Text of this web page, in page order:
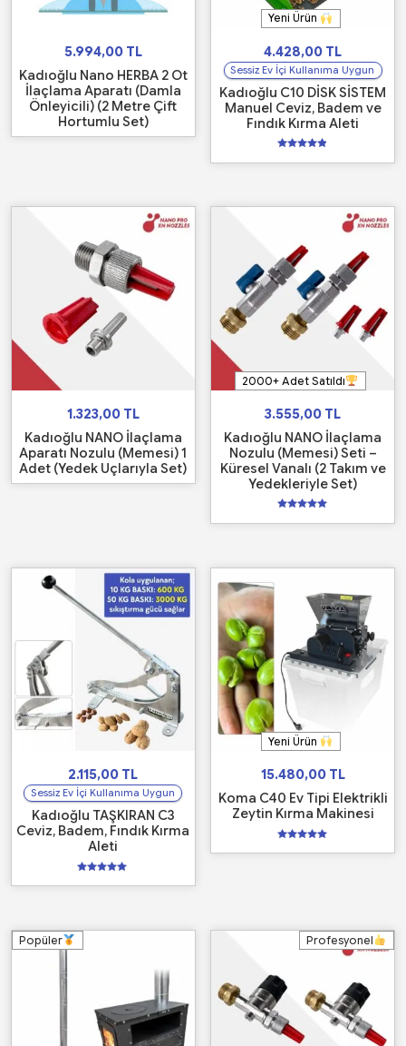
5.994,00 TL
Kadıoğlu Nano HERBA 2 Ot
İlaçlama Aparatı (Damla
Önleyicili) (2 Metre Çift
Hortumlu Set)
Yeni Ürün
4.428,00 TL
Sessiz Ev İçi Kullanıma Uygun
Kadıoğlu C10 DİSK SİSTEM
Manuel Ceviz, Badem ve
Fındık Kırma Aleti
üzerinden
1.323,00 TL
Kadıoğlu NANO İlaçlama
Aparatı Nozulu (Memesi) 1
Adet (Yedek Uçlarıyla Set)
2000+ Adet Satıldı
3.555,00 TL
Kadıoğlu NANO İlaçlama
Nozulu (Memesi) Seti –
Küresel Vanalı (2 Takım ve
Yedekleriyle Set)
üzerinden
2.115,00 TL
Sessiz Ev İçi Kullanıma Uygun
Kadıoğlu TAŞKIRAN C3
Ceviz, Badem, Fındık Kırma
Aleti
üzerinden
Yeni Ürün
15.480,00 TL
Koma C40 Ev Tipi Elektrikli
Zeytin Kırma Makinesi
üzerinden
Popüler Profesyonel